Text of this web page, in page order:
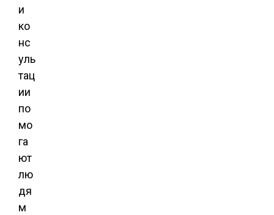
и
ко
нс
уль
тац
ии
по
мо
га
ют
лю
дя
м